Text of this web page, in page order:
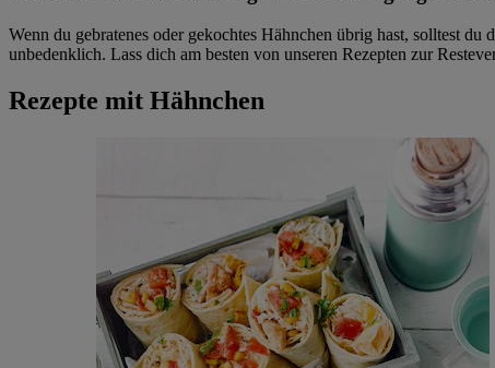
Wenn du gebratenes oder gekochtes Hähnchen übrig hast, solltest
unbedenklich. Lass dich am besten von unseren Rezepten zur
Rezepte mit Hähnchen